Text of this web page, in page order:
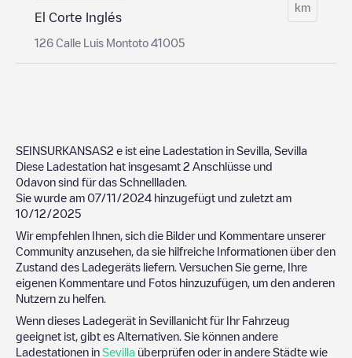
El Corte Inglés
126 Calle Luis Montoto 41005
km
SEINSURKANSAS2 e ist eine Ladestation in Sevilla Sevilla
Diese Ladestation hat insgesamt 2 Anschlüsse und
0davon sind für das Schnellladen.
Sie wurde am 07/11/2024 hinzugefügt und zuletzt am
10/12/2025
Wir empfehlen Ihnen, sich die Bilder und Kommentare unserer
Community anzusehen, da sie hilfreiche Informationen über den
Zustand des Ladegeräts liefern. Versuchen Sie gerne, Ihre
eigenen Kommentare und Fotos hinzuzufügen, um den anderen
Nutzern zu helfen.
Wenn dieses Ladegerät in Sevillanicht für Ihr Fahrzeug
geeignet ist, gibt es Alternativen. Sie können andere
Ladestationen in Sevilla überprüfen oder in andere Städte wie